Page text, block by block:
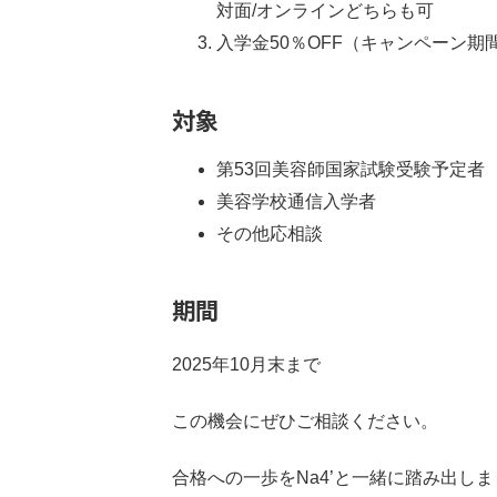
対面/オンラインどちらも可
入学金50％OFF（キャンペーン期
対象
第53回美容師国家試験受験予定者
美容学校通信入学者
その他応相談
期間
2025年10月末まで
この機会にぜひご相談ください。
合格への一歩をNa4’と一緒に踏み出しま